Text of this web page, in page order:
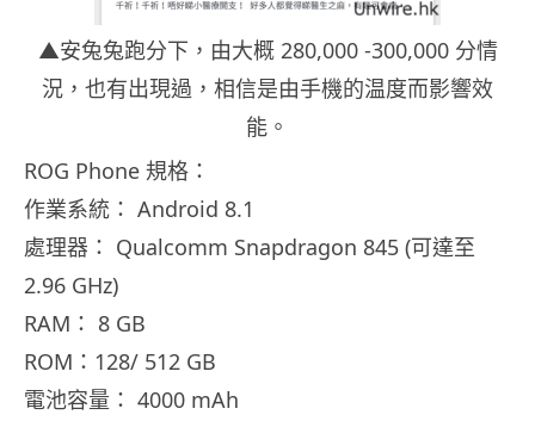
▲安兔兔跑分下，由大概 280,000 -300,000 分情
況，也有出現過，相信是由手機的温度而影響效
能。
ROG Phone 規格：
作業系統： Android 8.1
處理器： Qualcomm Snapdragon 845 (可達至
2.96 GHz)
RAM： 8 GB
ROM：128/ 512 GB
電池容量： 4000 mAh